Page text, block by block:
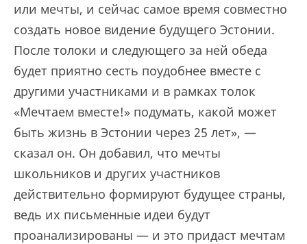
или мечты, и сейчас самое время совместно
создать новое видение будущего Эстонии.
После толоки и следующего за ней обеда
будет приятно сесть поудобнее вместе с
другими участниками и в рамках толок
«Мечтаем вместе!» подумать, какой может
быть жизнь в Эстонии через 25 лет», —
сказал он. Он добавил, что мечты
школьников и других участников
действительно формируют будущее страны,
ведь их письменные идеи будут
проанализированы — и это придаст мечтам